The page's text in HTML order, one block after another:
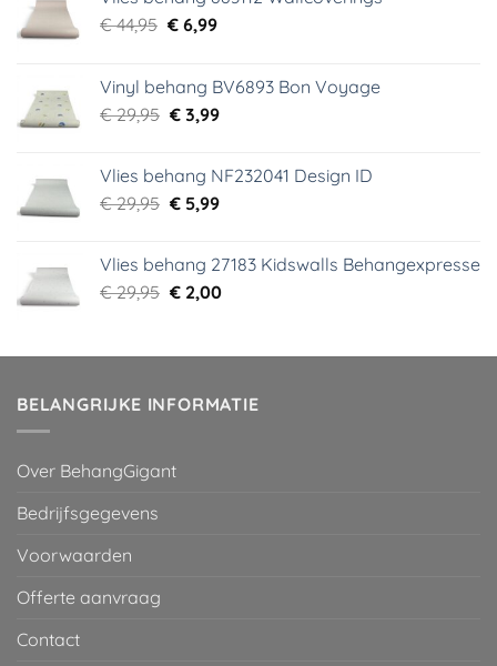
€44,95 Oorspronkelijke
€ 44,95.
€6,99Huidige
€ 6,99.
Vinyl behang BV6893 Bon Voyage
€29,95 Oorspronkelijke
€ 29,95.
€3,99Huidige
€ 3,99.
Vlies behang NF232041 Design ID
€29,95 Oorspronkelijke
€ 29,95.
€5,99Huidige
€ 5,99.
Vlies behang 27183 Kidswalls Behangexpresse
€29,95 Oorspronkelijke
€ 29,95.
€2,00Huidige
€ 2,00.
BELANGRIJKE INFORMATIE
Over BehangGigant
Bedrijfsgegevens
Voorwaarden
Offerte aanvraag
Contact